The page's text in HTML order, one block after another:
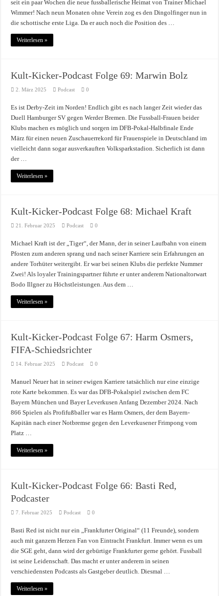
seit ein paar Wochen die neue fussballerische Heimat von Trainer Michael
Wimmer! Nach neun Monaten ohne Verein zog es den Dingolfinger nun in
die schottische erste Liga. Da er auch noch die Position des …
Weiterlesen »
Kult-Kicker-Podcast Folge 69: Marwin Bolz
2. März 2025 Podcast 0
Es ist Derby-Zeit im Norden! Endlich gibt es nach langer Zeit wieder das
Duell Hamburger SV gegen Werder Bremen. Die Fussball-Frauen beider
Klubs machen es möglich und sorgen im DFB-Pokal-Halbfinale Ende
März für einen neuen Zuschauerrekord für Frauenspiele in Deutschland im
vielleicht dann sogar ausverkauften Volksparkstadion. Sicherlich ist dann
der …
Weiterlesen »
Kult-Kicker-Podcast Folge 68: Michael Kraft
21. Februar 2025 Podcast 0
Michael Kraft ist der „Tiger“, der Mann, der in seiner Laufbahn von einem
Pfosten zum anderen sprang und nach seiner Karriere sein Erfahrungen an
andere Torhüter weitergibt. Er war bei seinen Klubs die perfekte Nummer
Zwei! Als loyaler Trainingspartner führte er unter anderem Nationaltorwart
Bodo Illgner zu Höchstleistungen. Aus dem …
Weiterlesen »
Kult-Kicker-Podcast Folge 67: Harm Osmers,
FIFA-Schiedsrichter
14. Februar 2025 Podcast 0
Manuel Neuer hat in seiner ewigen Karriere tatsächlich nur eine einzige
rote Karte bekommen. Es war das DFB-Pokalspiel zwischen dem FC
Bayern München und Bayer Leverkusen Anfang Dezember 2024. Nach
866 Spielen als Profifußballer war es Harm Osmers, der dem Bayern-
Kapitän nach einer Notbremse gegen den Leverkusener Frimpong vom
Platz …
Weiterlesen »
Kult-Kicker-Podcast Folge 66: Basti Red,
Podcaster
7. Februar 2025 Podcast 0
Basti Red ist nicht nur ein „Frankfurter Original“ (11 Freunde), sondern
auch mit ganzem Herzen Fan von Eintracht Frankfurt. Immer wenn es um
die SGE geht, dann wird der gebürtige Frankfurter gerne gehört. Fussball
ist seine Leidenschaft. Das macht er unter anderem in seinen
verschiedensten Podcasts als Gastgeber deutlich. Diesmal …
Weiterlesen »